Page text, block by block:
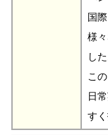
国
様
した
こ
日
すく